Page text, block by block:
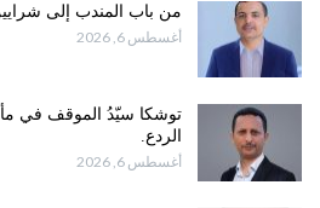
من باب المندب إلى
أغسطس 6, 2026
توشكا سيّدُ الموقف في
الردع.
أغسطس 6, 2026